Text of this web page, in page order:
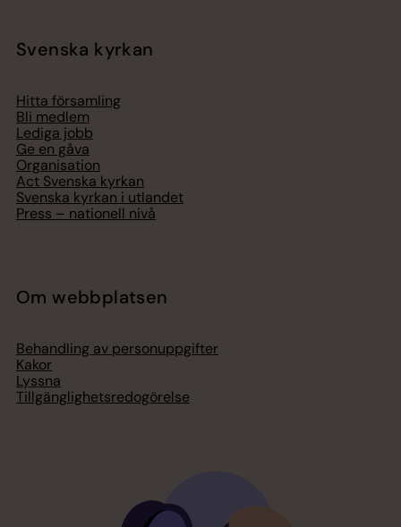
Svenska kyrkan
Hitta församling
Bli medlem
Lediga jobb
Ge en gåva
Organisation
Act Svenska kyrkan
Svenska kyrkan i utlandet
Press – nationell nivå
Om webbplatsen
Behandling av personuppgifter
Kakor
Lyssna
Tillgänglighetsredogörelse